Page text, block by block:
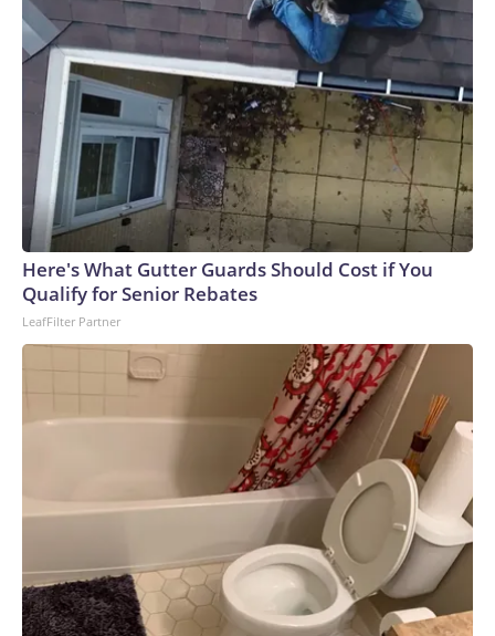
Here's What Gutter Guards Should Cost if You
Qualify for Senior Rebates
LeafFilter Partner